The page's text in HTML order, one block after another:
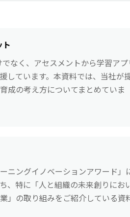
ト
なく、アセスメントから学習アプ
しています。本資料では、当社が
成の考え方についてまとめていま
ニングイノベーションアワード」
、特に「人と組織の未来創りにお
」の取り組みをご紹介している資